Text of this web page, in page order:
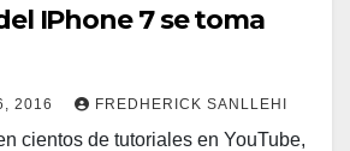
IPhone 7 se toma
2016 FREDHERICK SANLLEHI
cientos de tutoriales en YouTube,